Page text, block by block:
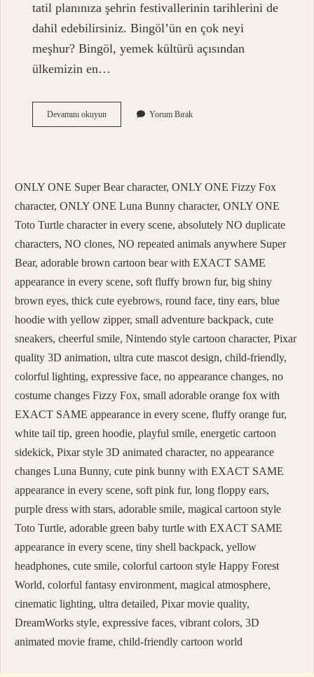
tatil planınıza şehrin festivallerinin tarihlerini de
dahil edebilirsiniz. Bingöl’ün en çok neyi
meşhur? Bingöl, yemek kültürü açısından
ülkemizin en…
Devamını okuyunBingöl
Neresi
Yorum Bırak
ONLY ONE Super Bear character, ONLY ONE Fizzy Fox
character, ONLY ONE Luna Bunny character, ONLY ONE
Toto Turtle character in every scene, absolutely NO duplicate
characters, NO clones, NO repeated animals anywhere Super
Bear, adorable brown cartoon bear with EXACT SAME
appearance in every scene, soft fluffy brown fur, big shiny
brown eyes, thick cute eyebrows, round face, tiny ears, blue
hoodie with yellow zipper, small adventure backpack, cute
sneakers, cheerful smile, Nintendo style cartoon character, Pixar
quality 3D animation, ultra cute mascot design, child-friendly,
colorful lighting, expressive face, no appearance changes, no
costume changes Fizzy Fox, small adorable orange fox with
EXACT SAME appearance in every scene, fluffy orange fur,
white tail tip, green hoodie, playful smile, energetic cartoon
sidekick, Pixar style 3D animated character, no appearance
changes Luna Bunny, cute pink bunny with EXACT SAME
appearance in every scene, soft pink fur, long floppy ears,
purple dress with stars, adorable smile, magical cartoon style
Toto Turtle, adorable green baby turtle with EXACT SAME
appearance in every scene, tiny shell backpack, yellow
headphones, cute smile, colorful cartoon style Happy Forest
World, colorful fantasy environment, magical atmosphere,
cinematic lighting, ultra detailed, Pixar movie quality,
DreamWorks style, expressive faces, vibrant colors, 3D
animated movie frame, child-friendly cartoon world